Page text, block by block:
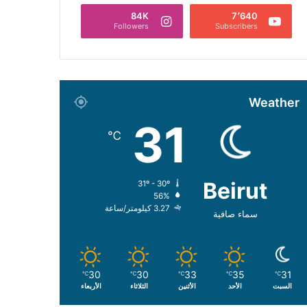
7٬640
Subscribers
84K
Followers
Weather
Beirut
سماء صافية
31
℃
56%
3.27 كيلومتر/ساعة
31
℃
السبت
35
℃
الأحد
33
℃
الأثنين
30
℃
الثلاثاء
30
℃
الأربعاء